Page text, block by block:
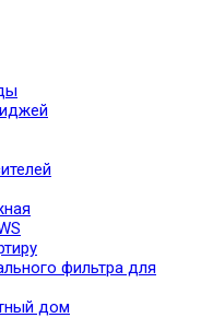
фильтра для
дом